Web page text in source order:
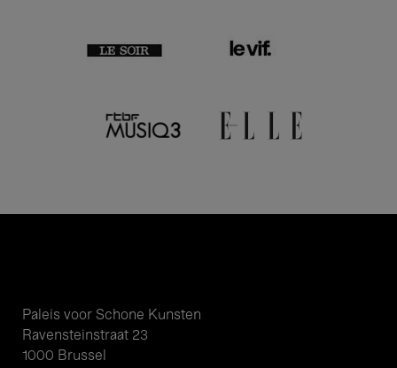
Paleis voor Schone Kunsten
Ravensteinstraat 23
1000 Brussel